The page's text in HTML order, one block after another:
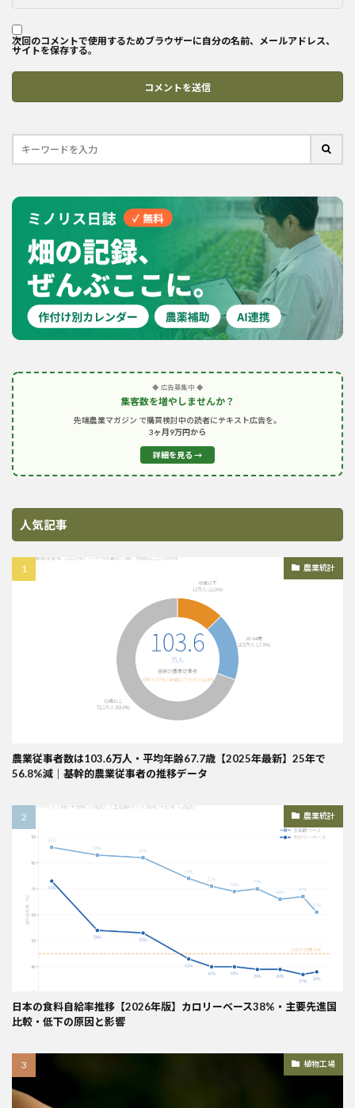
次回のコメントで使用するためブラウザーに自分の名前、メールアドレス、
サイトを保存する。
◆ 広告募集中 ◆
集客数を増やしませんか？
先端農業マガジン で購買検討中の読者にテキスト広告を。
3ヶ月9万円から
詳細を見る →
人気記事
農業統計
農業従事者数は103.6万人・平均年齢67.7歳【2025年最新】25年で
56.8%減｜基幹的農業従事者の推移データ
農業統計
日本の食料自給率推移【2026年版】カロリーベース38%・主要先進国
比較・低下の原因と影響
植物工場